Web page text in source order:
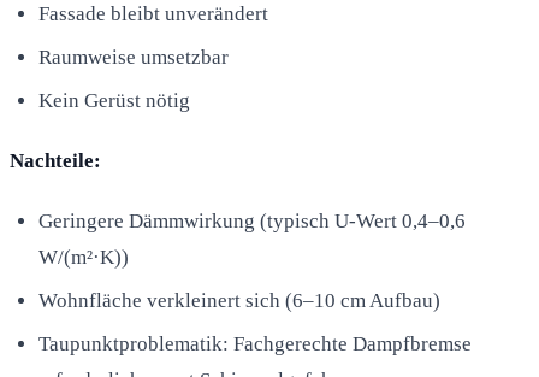
Fassade bleibt unverändert
Raumweise umsetzbar
Kein Gerüst nötig
Nachteile:
Geringere Dämmwirkung (typisch U-Wert 0,4–0,6
W/(m²·K))
Wohnfläche verkleinert sich (6–10 cm Aufbau)
Taupunktproblematik: Fachgerechte Dampfbremse